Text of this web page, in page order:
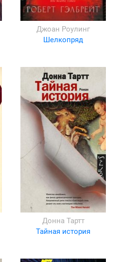
Джоан Роулинг
Шелкопряд
Донна Тартт
Тайная история